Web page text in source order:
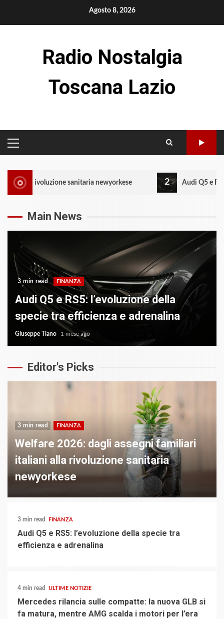
Agosto 8, 2026
Radio Nostalgia
Toscana Lazio
PRIMARY
MENU
sanitaria newyorkese 2 Audi Q5 e RS5: l’evoluzione
Editor's Picks
3 min read FINANZA
Welfare 2026: dagli assegni familiari
italiani alla rivoluzione sanitaria
newyorkese
3 min read FINANZA
Audi Q5 e RS5: l’evoluzione della specie tra
efficienza e adrenalina
4 min read ULTIME NOTIZIE
Mercedes rilancia sulle compatte: la nuova GLB si
fa matura, mentre AMG scalda i motori per l’era
Main News
3 min read FINANZA
Audi Q5 e RS5: l’evoluzione della
specie tra efficienza e adrenalina
Giuseppe Tiano 1 mese ago